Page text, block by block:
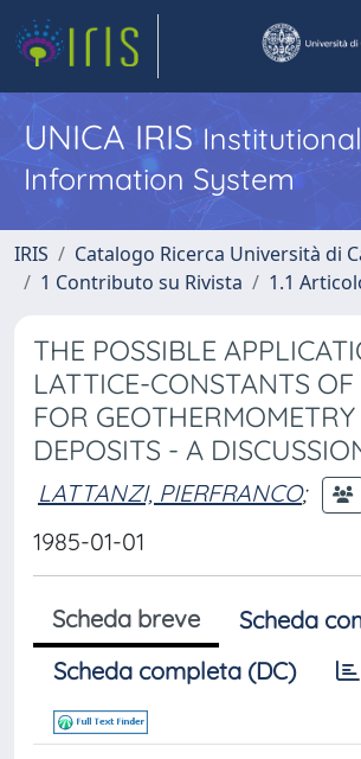
UNICA IRIS
Information System
IRIS
Catalogo Ricerca Università di
1 Contributo su Rivista
1.1
THE POSSIBLE
LATTICE-CONSTANTS
FOR
DEPOSITS - A
LATTANZI, PIERFRANCO;
1985-01-01
Scheda breve
Scheda
Scheda completa (DC)